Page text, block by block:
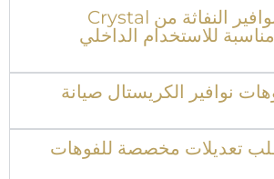
هل فوهات النوافير النفاثة من Crystal
Fountains مناسبة للاستخدام الداخلي
نوافير الكريستال صيانة
تعديلات مخصصة للفوهات